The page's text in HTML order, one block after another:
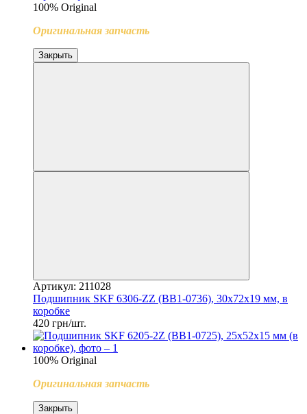
100% Original
Оригинальная запчасть
Закрыть
Артикул: 211028
Подшипник SKF 6306-ZZ (BB1-0736), 30x72x19 мм, в
коробке
420 грн/шт.
100% Original
Оригинальная запчасть
Закрыть